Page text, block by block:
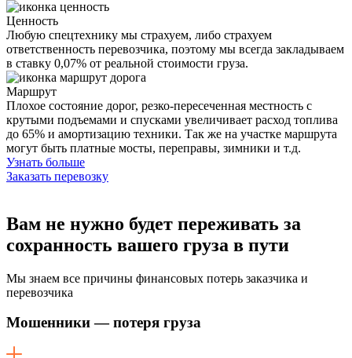
Ценность
Любую спецтехнику мы страхуем, либо страхуем
ответственность перевозчика, поэтому мы всегда закладываем
в ставку 0,07% от реальной стоимости груза.
Маршрут
Плохое состояние дорог, резко-пересеченная местность с
крутыми подъемами и спусками увеличивает расход топлива
до 65% и амортизацию техники. Так же на участке маршрута
могут быть платные мосты, переправы, зимники и т.д.
Узнать больше
Заказать перевозку
Вам не нужно будет переживать за
сохранность вашего груза в пути
Мы знаем все причины финансовых потерь заказчика и
перевозчика
Мошенники — потеря груза